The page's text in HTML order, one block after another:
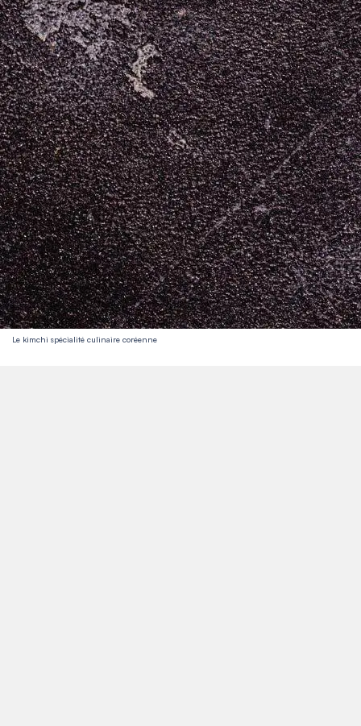
Le kimchi spécialité culinaire coréenne